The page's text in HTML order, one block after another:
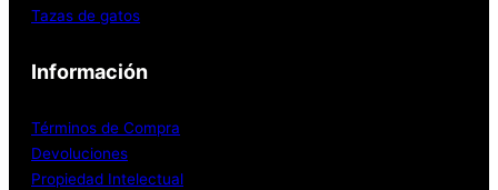
Tazas de gatos
Información
Términos de Compra
Devoluciones
Propiedad Intelectual